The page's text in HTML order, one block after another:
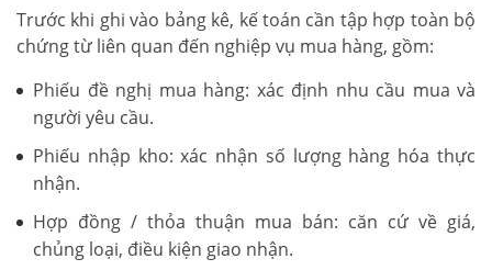
Trước khi ghi vào bảng kê, kế toán cần tập hợp toàn bộ
chứng từ liên quan đến nghiệp vụ mua hàng, gồm:
Phiếu đề nghị mua hàng: xác định nhu cầu mua và
người yêu cầu.
Phiếu nhập kho: xác nhận số lượng hàng hóa thực
nhận.
Hợp đồng / thỏa thuận mua bán: căn cứ về giá,
chủng loại, điều kiện giao nhận.